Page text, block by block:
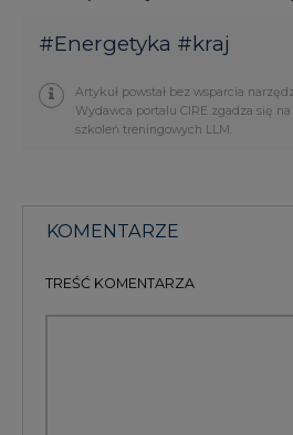
#Energetyka #kraj
Artykuł powstał bez wsparcia
Wydawca portalu CIRE zgadza się
szkoleń treningowych LLM.
KOMENTARZE
TREŚĆ KOMENTARZA